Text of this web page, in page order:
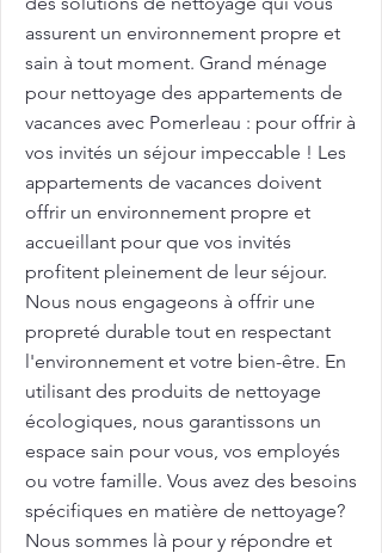
assurent un environnement propre et
sain à tout moment. Grand ménage
pour nettoyage des appartements de
vacances avec Pomerleau : pour offrir à
vos invités un séjour impeccable ! Les
appartements de vacances doivent
offrir un environnement propre et
accueillant pour que vos invités
profitent pleinement de leur séjour.
Nous nous engageons à offrir une
propreté durable tout en respectant
l'environnement et votre bien-être. En
utilisant des produits de nettoyage
écologiques, nous garantissons un
espace sain pour vous, vos employés
ou votre famille. Vous avez des besoins
spécifiques en matière de nettoyage?
Nous sommes là pour y répondre et